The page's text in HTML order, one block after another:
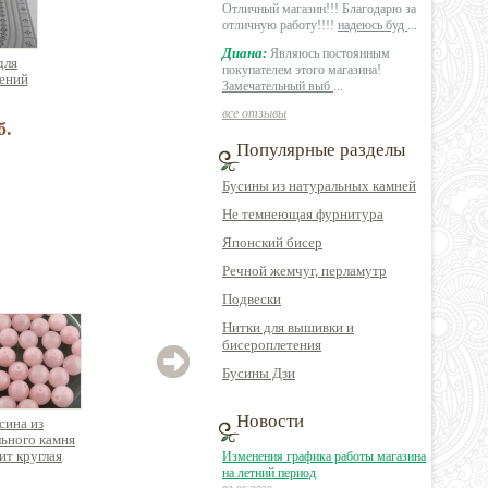
из
камня
круглая
Бусина из
натурального камня
кальцит круглая, нить
39см
минерала гематит
сердце, отв.поперек в
Отличный магазин!!! Благодарю за
отличную работу!!!! надеюсь буд ...
Диана: Являюсь постоянным
покупателем этого магазина!
Замечательный выб ...
все отзывы
Популярные разделы
Бусины из натуральных камней
Не темнеющая фурнитура
Японский бисер
Речной жемчуг, перламутр
Подвески
Нитки для вышивки и
бисероплетения
Бусины Дзи
Новости
Изменения графика работы магазина
на летний период